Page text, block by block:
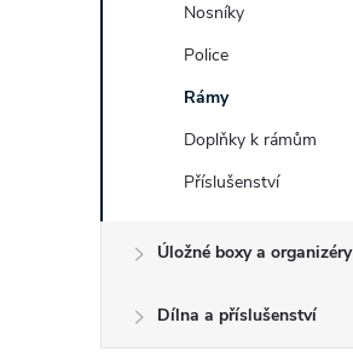
Nosníky
Police
Rámy
Doplňky k rámům
Příslušenství
Úložné boxy a organizéry
Dílna a příslušenství